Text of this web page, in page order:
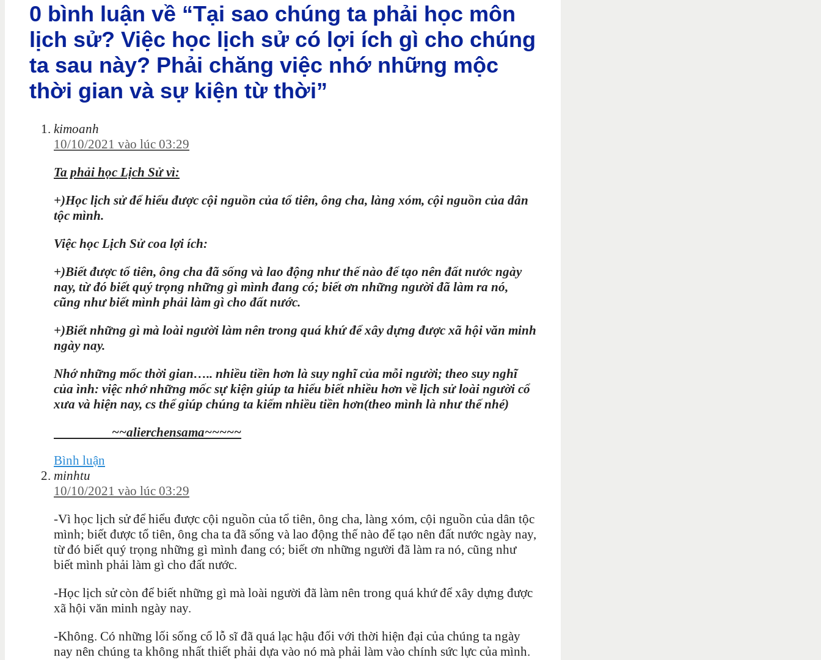
0 bình luận về “Tại sao chúng ta phải học môn
lịch sử? Việc học lịch sử có lợi ích gì cho chúng
ta sau này? Phải chăng việc nhớ những mộc
thời gian và sự kiện từ thời”
kimoanh
10/10/2021 vào lúc 03:29
Ta phải học Lịch Sử vì:
+)Học lịch sử để hiểu được cội nguồn của tổ tiên, ông cha, làng xóm, cội nguồn của dân
tộc mình.
Việc học Lịch Sử coa lợi ích:
+)Biết được tổ tiên, ông cha đã sống và lao động như thế nào để tạo nên đất nước ngày
nay, từ đó biết quý trọng những gì mình đang có; biết ơn những người đã làm ra nó,
cũng như biết mình phải làm gì cho đất nước.
+)Biết những gì mà loài người làm nên trong quá khứ để xây dựng được xã hội văn minh
ngày nay.
Nhớ những mốc thời gian….. nhiều tiền hơn là suy nghĩ của mỗi người; theo suy nghĩ
của ình: việc nhớ những mốc sự kiện giúp ta hiểu biết nhiều hơn về lịch sử loài người cổ
xưa và hiện nay, cs thể giúp chúng ta kiếm nhiều tiền hơn(theo mình là như thế nhé)
~~alierchensama~~~~~
Bình luận
minhtu
10/10/2021 vào lúc 03:29
-Vì học lịch sử để hiểu được cội nguồn của tổ tiên, ông cha, làng xóm, cội nguồn của dân tộc
mình; biết được tổ tiên, ông cha ta đã sống và lao động thế nào để tạo nên đất nước ngày nay,
từ đó biết quý trọng những gì mình đang có; biết ơn những người đã làm ra nó, cũng như
biết mình phải làm gì cho đất nước.
-Học lịch sử còn để biết những gì mà loài người đã làm nên trong quá khứ để xây dựng được
xã hội văn minh ngày nay.
-Không. Có những lối sống cổ lỗ sĩ đã quá lạc hậu đối với thời hiện đại của chúng ta ngày
nay nên chúng ta không nhất thiết phải dựa vào nó mà phải làm vào chính sức lực của mình.